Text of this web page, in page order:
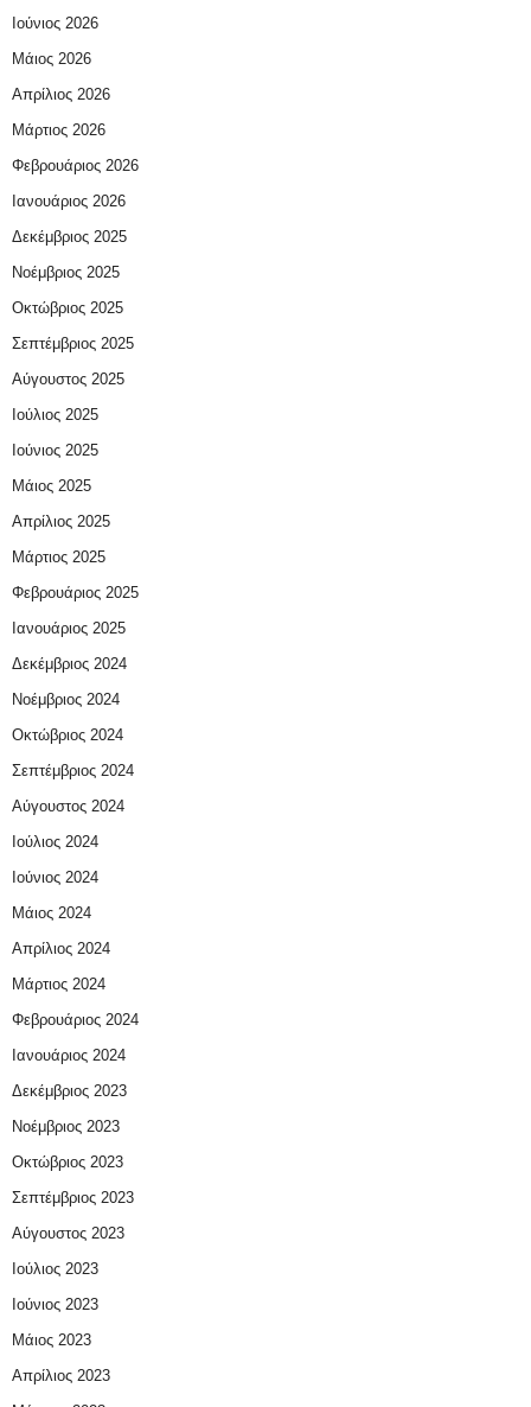
Ιούνιος 2026
Μάιος 2026
Απρίλιος 2026
Μάρτιος 2026
Φεβρουάριος 2026
Ιανουάριος 2026
Δεκέμβριος 2025
Νοέμβριος 2025
Οκτώβριος 2025
Σεπτέμβριος 2025
Αύγουστος 2025
Ιούλιος 2025
Ιούνιος 2025
Μάιος 2025
Απρίλιος 2025
Μάρτιος 2025
Φεβρουάριος 2025
Ιανουάριος 2025
Δεκέμβριος 2024
Νοέμβριος 2024
Οκτώβριος 2024
Σεπτέμβριος 2024
Αύγουστος 2024
Ιούλιος 2024
Ιούνιος 2024
Μάιος 2024
Απρίλιος 2024
Μάρτιος 2024
Φεβρουάριος 2024
Ιανουάριος 2024
Δεκέμβριος 2023
Νοέμβριος 2023
Οκτώβριος 2023
Σεπτέμβριος 2023
Αύγουστος 2023
Ιούλιος 2023
Ιούνιος 2023
Μάιος 2023
Απρίλιος 2023